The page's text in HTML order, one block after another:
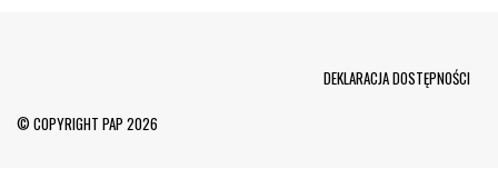
© COPYRIGHT PAP 2026
DEKLARACJA DOSTĘPNOŚCI